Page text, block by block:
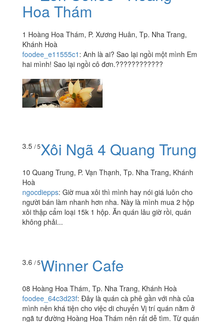
Hoa Thám
1 Hoàng Hoa Thám, P. Xương Huân, Tp. Nha Trang,
Khánh Hoà
foodee_e11555c1 : Anh là ai? Sao lại ngồi một mình Em
hai mình! Sao lại ngồi cô đơn.????????????
3.5 / 5Xôi Ngã 4 Quang Trung
10 Quang Trung, P. Vạn Thạnh, Tp. Nha Trang, Khánh
Hoà
ngocdiepps: Giờ mua xôi thì mình hay nói giá luôn cho
người bán làm nhanh hơn nha. Này là mình mua 2 hộp
xôi thập cẩm loại 15k 1 hộp. Ăn quán lâu giờ rồi, quán
không phải...
3.6/ 5 Winner Cafe